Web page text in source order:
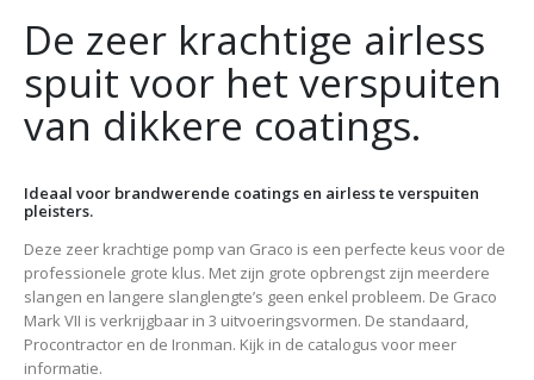
De zeer krachtige airless
spuit voor het verspuiten
van dikkere coatings.
Ideaal voor brandwerende coatings en airless te verspuiten
pleisters.
Deze zeer krachtige pomp van Graco is een perfecte keus voor de
professionele grote klus. Met zijn grote opbrengst zijn meerdere
slangen en langere slanglengte’s geen enkel probleem. De Graco
Mark VII is verkrijgbaar in 3 uitvoeringsvormen. De standaard,
Procontractor en de Ironman. Kijk in de catalogus voor meer
informatie.